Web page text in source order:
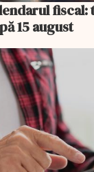
15 august